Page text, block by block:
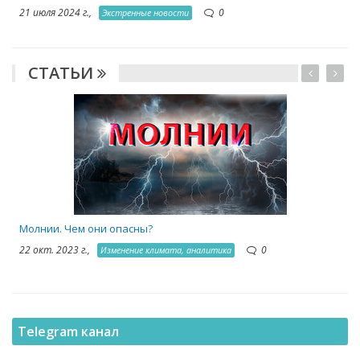
21 июля 2024 г., Экстренные новости 0
СТАТЬИ
Молнии. Чем они опасны?
22 окт. 2023 г., Изменение климата, аналитика 0
Telegram канал